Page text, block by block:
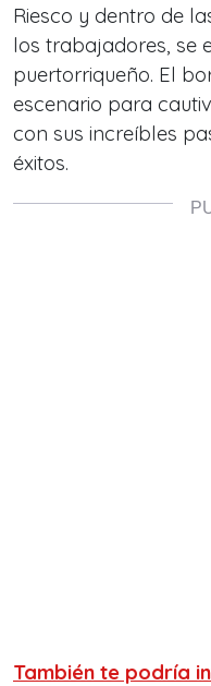
Riesco y dentro de
los trabajadores, se
puertorriqueño. El
escenario para
con sus increíbles
éxitos.
También te podría